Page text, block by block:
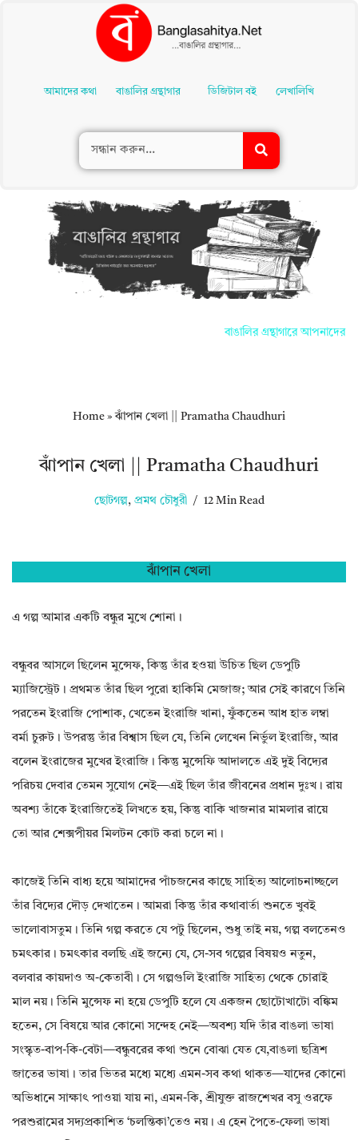
Contentআমাদের কথা বাঙালির গ্রন্থাগার ডিজিটাল বই লেখালিখি
বাঙালির গ্রন্থাগারে আপনাদের সকলকে
Home »ঝাঁপান খেলা || Pramatha Chaudhuri
ঝাঁপান খেলা || Pramatha Chaudhuri
ছোটগল্প , প্রমথ চৌধুরী 12 Min Read
ঝাঁপান খেলা
এ গল্প আমার একটি বন্ধুর মুখে শোনা।
বন্ধুবর আসলে ছিলেন মুন্সেফ, কিন্তু তাঁর হওয়া উচিত ছিল ডেপুটি
ম্যাজিস্ট্রেট। প্রথমত তাঁর ছিল পুরো হাকিমি মেজাজ; আর সেই কারণে তিনি
পরতেন ইংরাজি পোশাক, খেতেন ইংরাজি খানা, ফুঁকতেন আধ হাত লম্বা
বর্মা চুরুট। উপরন্তু তাঁর বিশ্বাস ছিল যে, তিনি লেখেন নির্ভুল ইংরাজি, আর
বলেন ইংরাজের মুখের ইংরাজি। কিন্তু মুন্সেফি আদালতে এই দুই বিদ্যের
পরিচয় দেবার তেমন সুযোগ নেই—এই ছিল তাঁর জীবনের প্রধান দুঃখ। রায়
অবশ্য তাঁকে ইংরাজিতেই লিখতে হয়, কিন্তু বাকি খাজনার মামলার রায়ে
তো আর শেক্সপীয়র মিলটন কোট করা চলে না।
কাজেই তিনি বাধ্য হয়ে আমাদের পাঁচজনের কাছে সাহিত্য আলোচনাচ্ছলে
তাঁর বিদ্যের দৌড় দেখাতেন। আমরা কিন্তু তাঁর কথাবার্তা শুনতে খুবই
ভালোবাসতুম। তিনি গল্প করতে যে পটু ছিলেন, শুধু তাই নয়, গল্প বলতেনও
চমৎকার। চমৎকার বলছি এই জন্যে যে, সে-সব গল্পের বিষয়ও নতুন,
বলবার কায়দাও অ-কেতাবী। সে গল্পগুলি ইংরাজি সাহিত্য থেকে চোরাই
মাল নয়। তিনি মুন্সেফ না হয়ে ডেপুটি হলে যে একজন ছোটোখাটো বঙ্কিম
হতেন, সে বিষয়ে আর কোনো সন্দেহ নেই—অবশ্য যদি তাঁর বাঙলা ভাষা
সংস্কৃত-বাপ-কি-বেটা—বন্ধুবরের কথা শুনে বোঝা যেত যে,বাঙলা ছত্রিশ
জাতের ভাষা। তার ভিতর মধ্যে মধ্যে এমন-সব কথা থাকত—যাদের কোনো
অভিধানে সাক্ষাৎ পাওয়া যায় না, এমন-কি, শ্রীযুক্ত রাজশেখর বসু ওরফে
পরশুরামের সদ্যপ্রকাশিত ‘চলন্তিকা’তেও নয়। এ হেন পৈতে-ফেলা ভাষা